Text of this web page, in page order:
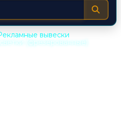
вывески
(фрезерованные)